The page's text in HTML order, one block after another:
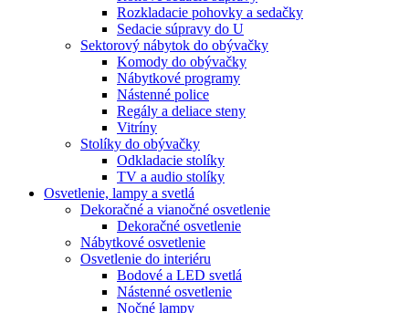
Rozkladacie pohovky a sedačky
Sedacie súpravy do U
Sektorový nábytok do obývačky
Komody do obývačky
Nábytkové programy
Nástenné police
Regály a deliace steny
Vitríny
Stolíky do obývačky
Odkladacie stolíky
TV a audio stolíky
Osvetlenie, lampy a svetlá
Dekoračné a vianočné osvetlenie
Dekoračné osvetlenie
Nábytkové osvetlenie
Osvetlenie do interiéru
Bodové a LED svetlá
Nástenné osvetlenie
Nočné lampy